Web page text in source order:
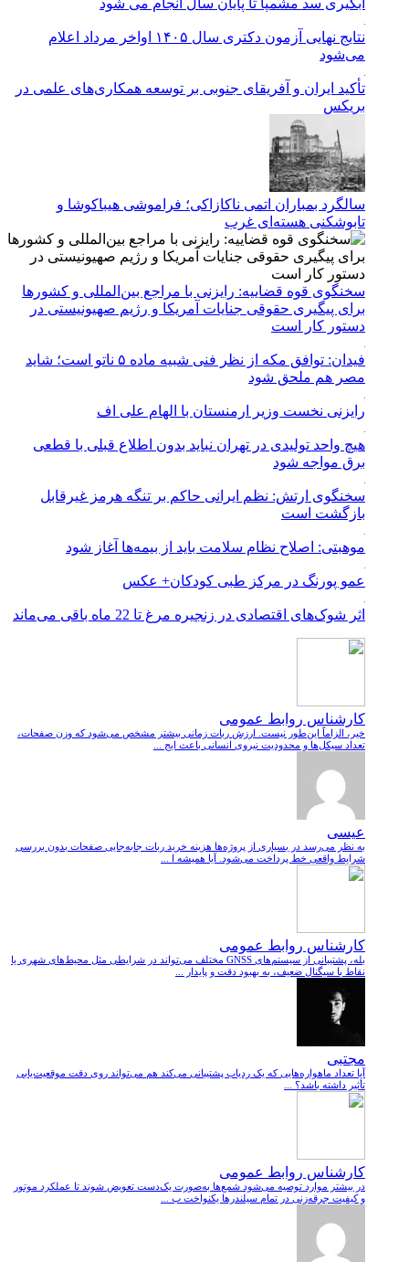
آبگیری سد مشمپا تا پایان سال آنجام می شود
نتایج نهایی آزمون دکتری سال ۱۴۰۵ اواخر مرداد اعلام
می‌شود
تأکید ایران و آفریقای جنوبی بر توسعه همکاری‌های علمی در
بریکس
سالگرد بمباران اتمی ناکازاکی؛ فراموشی هیباکوشا و
تابوشکنی هسته‌ای غرب
سخنگوی قوه قضاییه: رایزنی‌ با مراجع بین‌المللی و کشور‌ها
برای پیگیری حقوقی جنایات آمریکا و رژیم صهیونیستی در
دستور کار است
فیدان: توافق مکه از نظر فنی شبیه ماده ۵ ناتو است؛ شاید
مصر هم ملحق شود
رایزنی نخست وزیر ارمنستان با الهام علی اف
هیچ واحد تولیدی در تهران نباید بدون اطلاع قبلی با قطعی
برق مواجه شود
سخنگوی ارتش: نظم ایرانی حاکم بر تنگه هرمز غیرقابل
بازگشت است
موهبتی: اصلاح نظام سلامت باید از بیمه‌ها آغاز شود
عمو پورنگ در مرکز طبی کودکان+ عکس
اثر شوک‌های اقتصادی در زنجیره مرغ تا 22 ماه باقی می‌ماند
کارشناس روابط عمومی
خیر، الزاماً این‌طور نیست. ارزش ربات زمانی بیشتر مشخص می‌شود که وزن صفحات،
تعداد سیکل‌ها و محدودیت نیروی انسانی باعث ایج ...
عیسی
به نظر می‌رسد در بسیاری از پروژه‌ها هزینه خرید ربات جابه‌جایی صفحات بدون بررسی
شرایط واقعی خط پرداخت می‌شود. آیا همیشه ا ...
کارشناس روابط عمومی
بله، پشتیبانی از سیستم‌های GNSS مختلف می‌تواند در شرایطی مثل محیط‌های شهری یا
نقاط با سیگنال ضعیف، به بهبود دقت و پایدار ...
مجتبی
آیا تعداد ماهواره‌هایی که یک ردیاب پشتیبانی می‌کند هم می‌تواند روی دقت موقعیت‌یابی
تأثیر داشته باشد؟ ...
کارشناس روابط عمومی
در بیشتر موارد توصیه می‌شود شمع‌ها به‌صورت یک‌دست تعویض شوند تا عملکرد موتور
و کیفیت جرقه‌زنی در تمام سیلندرها یکنواخت ب ...